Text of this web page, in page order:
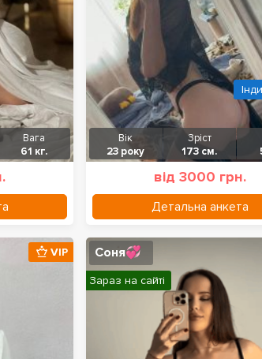
Вага
61 кг.
Вік
23 року
Зріст
173 см.
від 3000 грн.
Детальна анкета
VIP Соня💞
Зараз на сайті